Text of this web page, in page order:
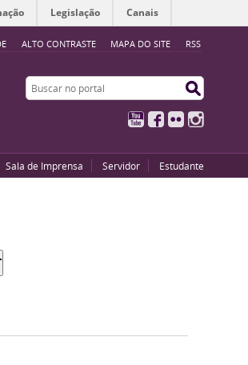
ALTO CONTRASTE MAPA DO SITE RSS
Legislação Canais
Buscar no portal
YouTubeFacebook
Flickr
Sala de Imprensa Servidor Estudante